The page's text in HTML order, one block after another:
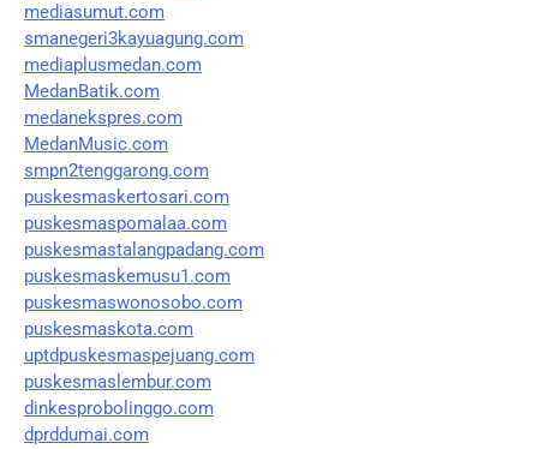
mediasumut.com
smanegeri3kayuagung.com
mediaplusmedan.com
MedanBatik.com
medanekspres.com
MedanMusic.com
smpn2tenggarong.com
puskesmaskertosari.com
puskesmaspomalaa.com
puskesmastalangpadang.com
puskesmaskemusu1.com
puskesmaswonosobo.com
puskesmaskota.com
uptdpuskesmaspejuang.com
puskesmaslembur.com
dinkesprobolinggo.com
dprddumai.com